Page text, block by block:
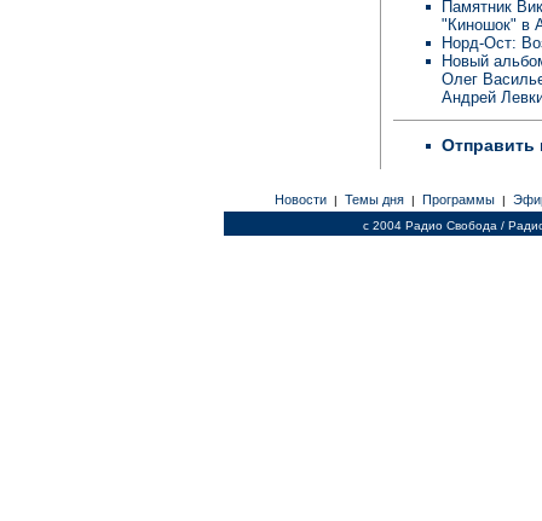
Памятник
"Киношок" в
Норд-Ост:
Новый
Олег
Андрей
Отправить
Новости | Темы дня | Программы |
c 2004 Радио Свобода /